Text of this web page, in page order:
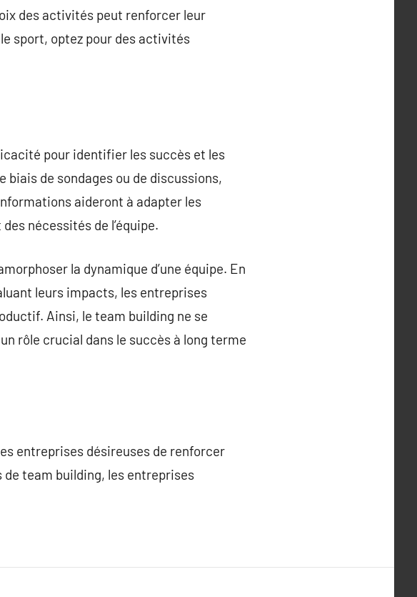
des activités peut renforcer leur
sport, optez pour des activités
pour identifier les succès et les
de sondages ou de discussions,
aideront à adapter les
nécessités de l’équipe.
la dynamique d’une équipe. En
leurs impacts, les entreprises
Ainsi, le team building ne se
rôle crucial dans le succès à long terme
entreprises désireuses de renforcer
de team building, les entreprises